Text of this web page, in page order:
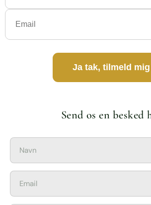
Ja tak, tilmeld mig
Send os en besked